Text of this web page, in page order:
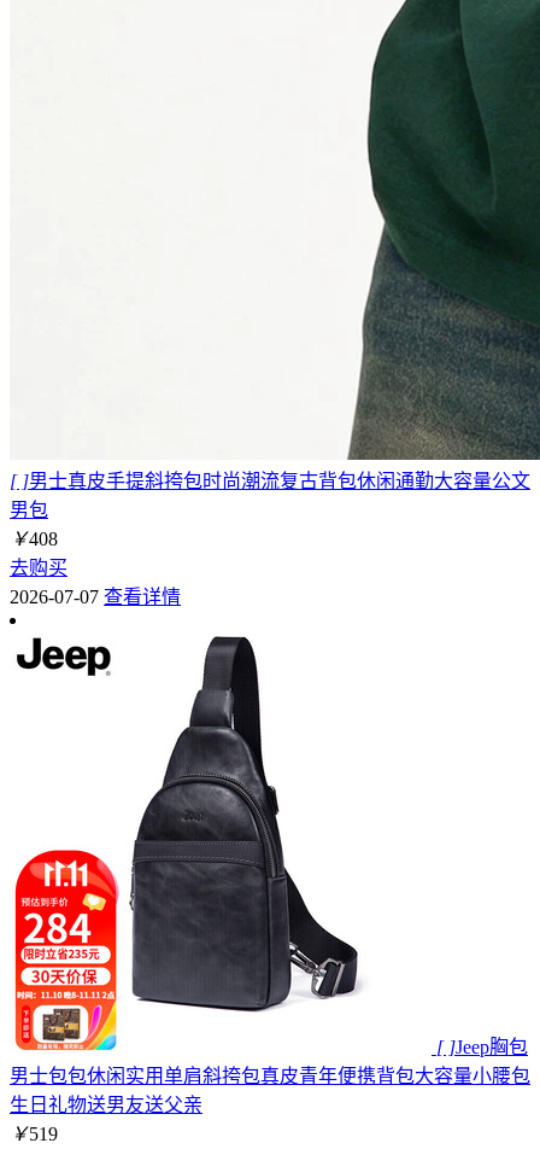
[ ]男士真皮手提斜挎包时尚潮流复古背包休闲通勤大容量公文
男包
￥408
去购买
2026-07-07 查看详情
[ ]Jeep胸包
男士包包休闲实用单肩斜挎包真皮青年便携背包大容量小腰包
生日礼物送男友送父亲
￥519